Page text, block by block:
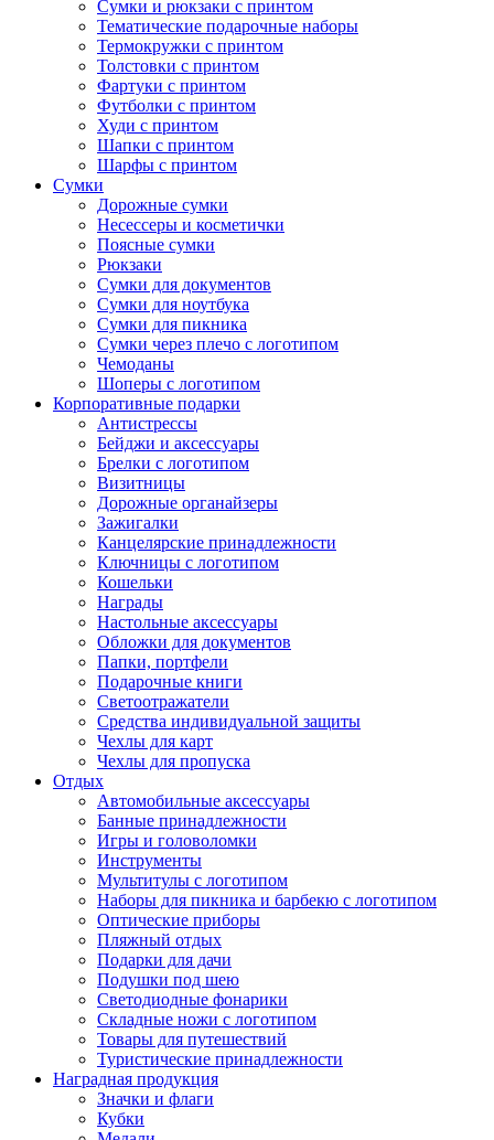
Сумки и рюкзаки с принтом
Тематические подарочные наборы
Термокружки с принтом
Толстовки с принтом
Фартуки с принтом
Футболки с принтом
Худи с принтом
Шапки с принтом
Шарфы с принтом
Сумки
Дорожные сумки
Несессеры и косметички
Поясные сумки
Рюкзаки
Сумки для документов
Сумки для ноутбука
Сумки для пикника
Сумки через плечо с логотипом
Чемоданы
Шоперы с логотипом
Корпоративные подарки
Антистрессы
Бейджи и аксессуары
Брелки с логотипом
Визитницы
Дорожные органайзеры
Зажигалки
Канцелярские принадлежности
Ключницы с логотипом
Кошельки
Награды
Настольные аксессуары
Обложки для документов
Папки, портфели
Подарочные книги
Светоотражатели
Средства индивидуальной защиты
Чехлы для карт
Чехлы для пропуска
Отдых
Автомобильные аксессуары
Банные принадлежности
Игры и головоломки
Инструменты
Мультитулы с логотипом
Наборы для пикника и барбекю с логотипом
Оптические приборы
Пляжный отдых
Подарки для дачи
Подушки под шею
Светодиодные фонарики
Складные ножи с логотипом
Товары для путешествий
Туристические принадлежности
Наградная продукция
Значки и флаги
Кубки